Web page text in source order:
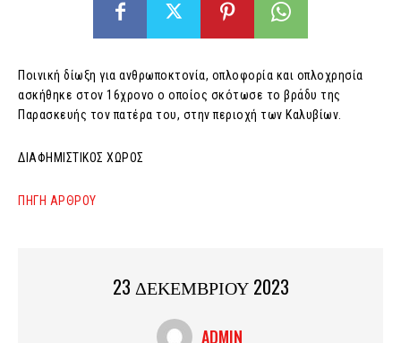
Ποινική δίωξη για ανθρωποκτονία, οπλοφορία και οπλοχρησία
ασκήθηκε στον 16χρονο ο οποίος σκότωσε το βράδυ της
Παρασκευής τον πατέρα του, στην περιοχή των Καλυβίων.
ΔΙΑΦΗΜΙΣΤΙΚΟΣ ΧΩΡΟΣ
ΠΗΓΗ ΑΡΘΡΟΥ
23 ΔΕΚΕΜΒΡΙΟΥ 2023
ADMIN